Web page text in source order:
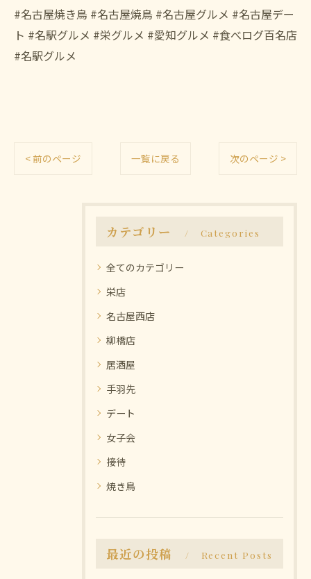
#名古屋焼き鳥 #名古屋焼鳥 #名古屋グルメ #名古屋デー
ト #名駅グルメ #栄グルメ #愛知グルメ #食べログ百名店
#名駅グルメ
< 前のページ 一覧に戻る 次のページ >
カテゴリー Categories
全てのカテゴリー
栄店
名古屋西店
柳橋店
居酒屋
手羽先
デート
女子会
接待
焼き鳥
最近の投稿 Recent Posts